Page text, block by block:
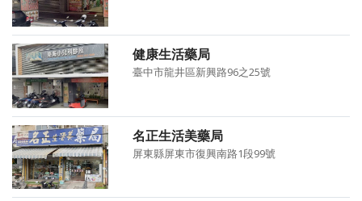
健康生活藥局
臺中市龍井區新興路96之25號
名正生活美藥局
屏東縣屏東市復興南路1段99號